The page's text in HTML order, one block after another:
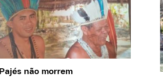
Pajés não morrem